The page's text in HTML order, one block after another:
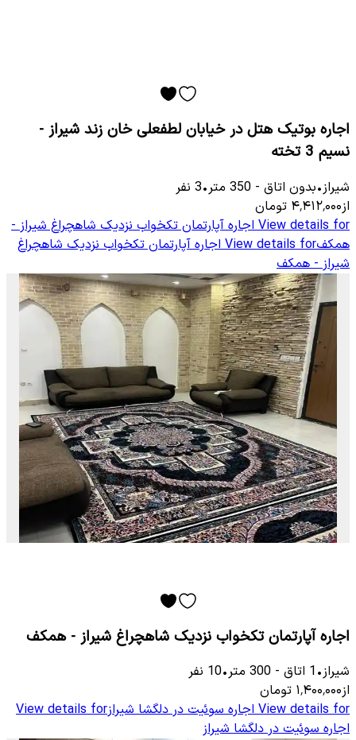
اجاره بوتیک هتل در خیابان لطفعلی خان زند شیراز -
نسیم 3 تخته
شیراز•بدون اتاق -
350 متر•
3 نفر
از۴٬۴۱۲٬۰۰۰ تومان
View details for اجاره آپارتمان تکخواب نزدیک شاهچراغ شیراز -
همکفView details for اجاره آپارتمان تکخواب نزدیک شاهچراغ
شیراز - همکف
اجاره آپارتمان تکخواب نزدیک شاهچراغ شیراز - همکف
شیراز•
1 اتاق -
300 متر•
10 نفر
از۱٬۴۰۰٬۰۰۰ تومان
View details for اجاره سوئیت در دلگشا شیرازView details for
اجاره سوئیت در دلگشا شیراز